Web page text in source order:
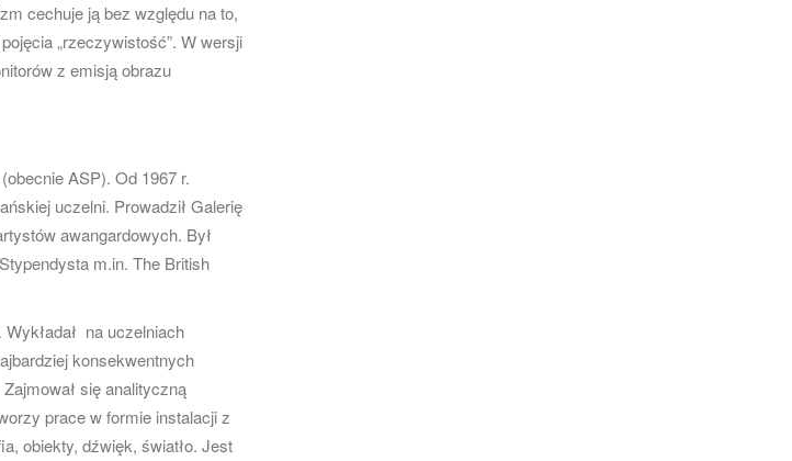
cechuje ją bez względu na to,
„rzeczywistość”. W wersji
z emisją obrazu
ASP). Od 1967 r.
uczelni. Prowadził Galerię
awangardowych. Był
m.in. The British
na uczelniach
konsekwentnych
się analityczną
prace w formie instalacji z
obiekty, dźwięk, światło. Jest